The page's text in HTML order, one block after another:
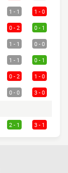
1 - 1 1 - 0
0 - 2 0 - 1
1 - 1 0 - 0
1 - 1 0 - 1
0 - 2 1 - 0
0 - 0 3 - 0
2 - 1 3 - 1